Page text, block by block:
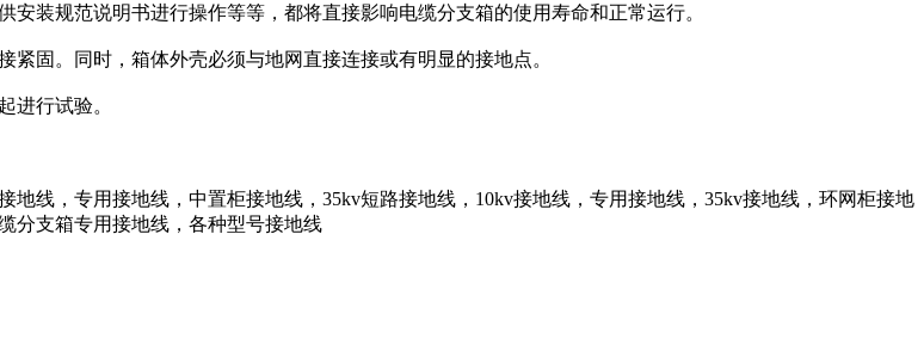
装规范说明书进行操作等等，都将直接影响电缆分支箱的使用寿命和正常运行。
固。同时，箱体外壳必须与地网直接连接或有明显的接地点。
进行试验。
线，专用接地线，中置柜接地线，35kv短路接地线，10kv接地线，专用接地线，35kv接地线，环网柜接地
分支箱专用接地线，各种型号接地线